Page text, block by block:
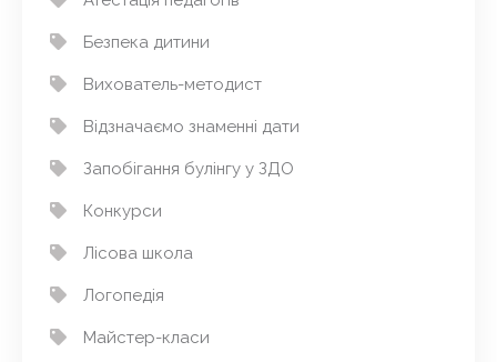
Безпека дитини
Вихователь-методист
Відзначаємо знаменні дати
Запобігання булінгу у ЗДО
Конкурси
Лісова школа
Логопедія
Майстер-класи